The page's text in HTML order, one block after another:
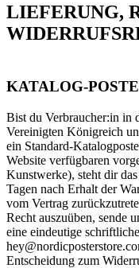
LIEFERUNG,
KATALOG-
Bist du Verbraucher:in in
Vereinigten Königreich
ein Standard-
Website verfügbaren
Kunstwerke), steht dir
Tagen nach Erhalt der
vom Vertrag
Recht auszuüben, sende
eine eindeutige
Entscheidung zum